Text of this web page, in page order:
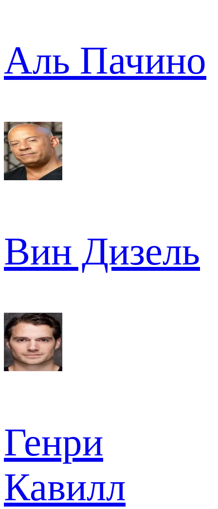
Аль Пачино
Вин Дизель
Генри
Кавилл